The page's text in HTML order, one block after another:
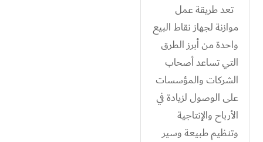
تعد طريقة عمل
موازنة لجهاز نقاط البيع
واحدة من أبرز الطرق
التي تساعد أصحاب
الشركات والمؤسسات
على الوصول لزيادة في
الأرباح والإنتاجية
وتنظيم طبيعة وسير